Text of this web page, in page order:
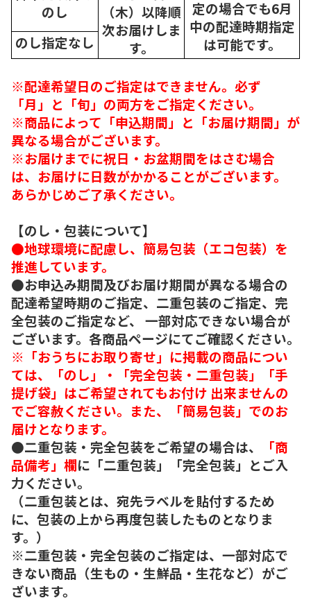
定の場合でも6月
中の配達時期指定
は可能です。
のし
（木）以降順
次お届けしま
す。
のし指定なし
※配達希望日のご指定はできません。必ず
「月」と「旬」の両方をご指定ください。
※商品によって「申込期間」と「お届け期間」が
異なる場合がございます。
※お届けまでに祝日・お盆期間をはさむ場合
は、お届けに日数がかかることがございます。
あらかじめご了承ください。
【のし・包装について】
●地球環境に配慮し、簡易包装（エコ包装）を
推進しています。
●お申込み期間及びお届け期間が異なる場合の
配達希望時期のご指定、二重包装のご指定、完
全包装のご指定など、 一部対応できない場合が
ございます。各商品ページにてご確認ください。
※「おうちにお取り寄せ」に掲載の商品につい
ては、「のし」・「完全包装・二重包装」「手
提げ袋」はご希望されてもお付け 出来ませんの
でご容赦ください。また、「簡易包装」でのお
届けとなります。
●二重包装・完全包装をご希望の場合は、
「商
品備考」欄に「二重包装」「完全包装」とご入
力ください。
（二重包装とは、宛先ラベルを貼付するため
に、包装の上から再度包装したものとなりま
す。）
※二重包装・完全包装のご指定は、一部対応で
きない商品（生もの・生鮮品・生花など）がご
ざいます。